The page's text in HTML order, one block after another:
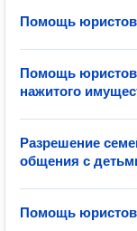
Помощь юристов
Помощь юристов
нажитого
Разрешение
общения с
Помощь юристов